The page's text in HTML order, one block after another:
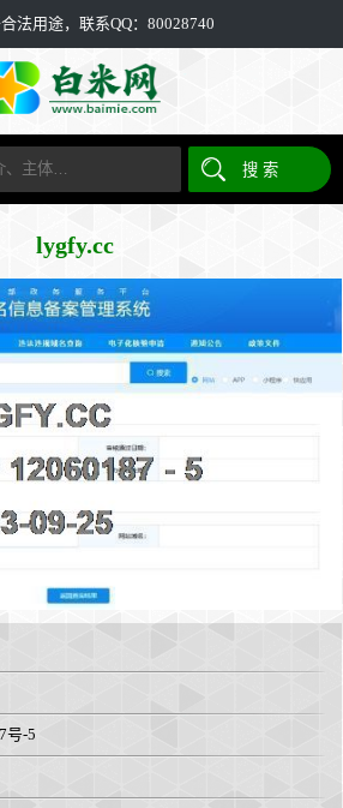
法用途，联系QQ：80028740
lygfy.cc
号-5